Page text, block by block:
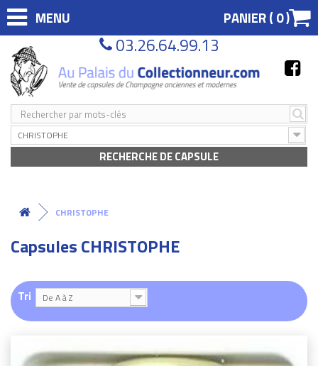
MENU PANIER (0)
03.26.64.99.13
CHRISTOPHE
RECHERCHE DE CAPSULE
CHRISTOPHE
Capsules CHRISTOPHE
Tri De A à Z